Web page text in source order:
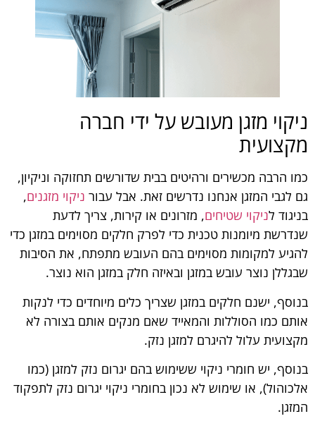
ניקוי מזגן מעובש על ידי חברה
מקצועית
כמו הרבה מכשירים ורהיטים בבית שדורשים תחזוקה וניקיון,
גם לגבי המזגן אנחנו נדרשים זאת. אבל עבור ניקוי מזגנים,
בניגוד לניקוי שטיחים, מזרונים או קירות, צריך לדעת
שנדרשת מיומנות טכנית כדי לפרק חלקים מסוימים במזגן כדי
להגיע למקומות מסוימים בהם העובש מתפתח, את הסיבות
שבגללן נוצר עובש במזגן ובאיזה חלק במזגן הוא נוצר.
בנוסף, ישנם חלקים במזגן שצריך כלים מיוחדים כדי לנקות
אותם כמו הסוללות והמאייד שאם מנקים אותם בצורה לא
מקצועית עלול להיגרם למזגן נזק.
בנוסף, יש חומרי ניקוי ששימוש בהם יגרום נזק למזגן (כמו
אלכוהול), או שימוש לא נכון בחומרי ניקוי יגרום נזק לתפקוד
המזגן.